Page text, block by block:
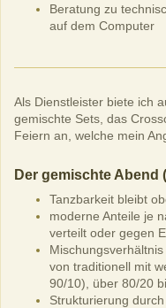
Beratung zu
auf dem Computer
Als Dienstleister biete ich
gemischte Sets, das
Feiern an, welche mein
Der gemischte Abend
Tanzbarkeit bleibt
moderne Anteile je
verteilt oder gegen
von traditionell mit
90/10), über 80/20
Strukturierung